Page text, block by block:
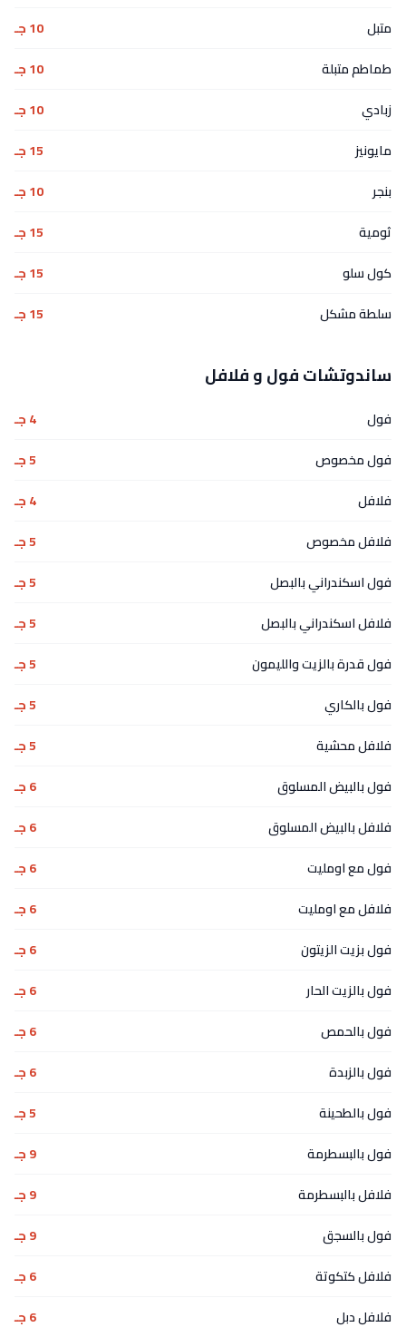
متبل
10 جـ
طماطم متبلة
10 جـ
زبادي
10 جـ
مايونيز
15 جـ
بنجر
10 جـ
ثومية
15 جـ
كول سلو
15 جـ
سلطة مشكل
15 جـ
ساندوتشات فول و فلافل
فول
4 جـ
فول مخصوص
5 جـ
فلافل
4 جـ
فلافل مخصوص
5 جـ
فول اسكندراني بالبصل
5 جـ
فلافل اسكندراني بالبصل
5 جـ
فول قدرة بالزيت والليمون
5 جـ
فول بالكاري
5 جـ
فلافل محشية
5 جـ
فول بالبيض المسلوق
6 جـ
فلافل بالبيض المسلوق
6 جـ
فول مع اومليت
6 جـ
فلافل مع اومليت
6 جـ
فول بزيت الزيتون
6 جـ
فول بالزيت الحار
6 جـ
فول بالحمص
6 جـ
فول بالزبدة
6 جـ
فول بالطحينة
5 جـ
فول بالبسطرمة
9 جـ
فلافل بالبسطرمة
9 جـ
فول بالسجق
9 جـ
فلافل كتكوتة
6 جـ
فلافل دبل
6 جـ